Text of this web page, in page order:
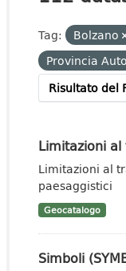
Tag: Bolzano
Provincia
Risultato del
Limitazioni
Limitazioni al
paesaggistici
Geocatalogo
Simboli